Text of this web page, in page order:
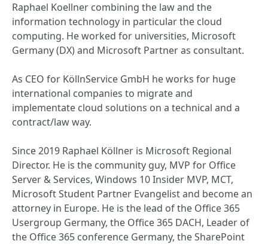
Raphael Koellner combining the law and the
information technology in particular the cloud
computing. He worked for universities, Microsoft
Germany (DX) and Microsoft Partner as consultant.
As CEO for KöllnService GmbH he works for huge
international companies to migrate and
implementate cloud solutions on a technical and a
contract/law way.
Since 2019 Raphael Köllner is Microsoft Regional
Director. He is the community guy, MVP for Office
Server & Services, Windows 10 Insider MVP, MCT,
Microsoft Student Partner Evangelist and become an
attorney in Europe. He is the lead of the Office 365
Usergroup Germany, the Office 365 DACH, Leader of
the Office 365 conference Germany, the SharePoint